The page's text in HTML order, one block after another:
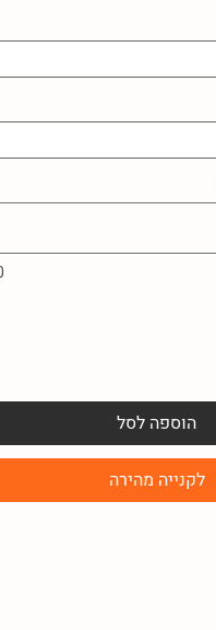
הוספה לסל
לקנייה מהירה